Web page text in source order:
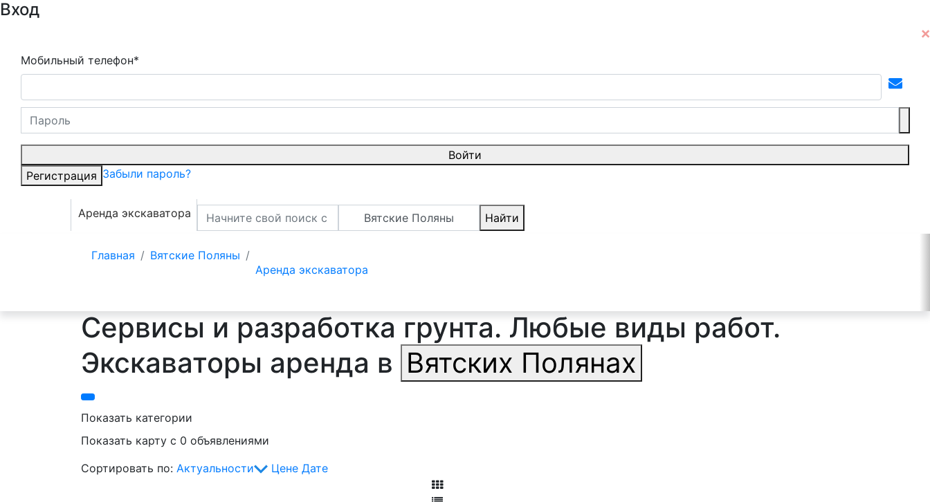
Вход
Мобильный телефон*
Войти
Регистрация Забыли пароль?
Аренда экскаватора Вятские Поляны Найти
Главная
Вятские Поляны
Аренда экскаватора
Сервисы и разработка грунта. Любые виды работ.
Экскаваторы аренда в Вятских Полянах
Показать категории
Показать карту с 0 объявлениями
Сортировать по: Актуальности Цене Дате